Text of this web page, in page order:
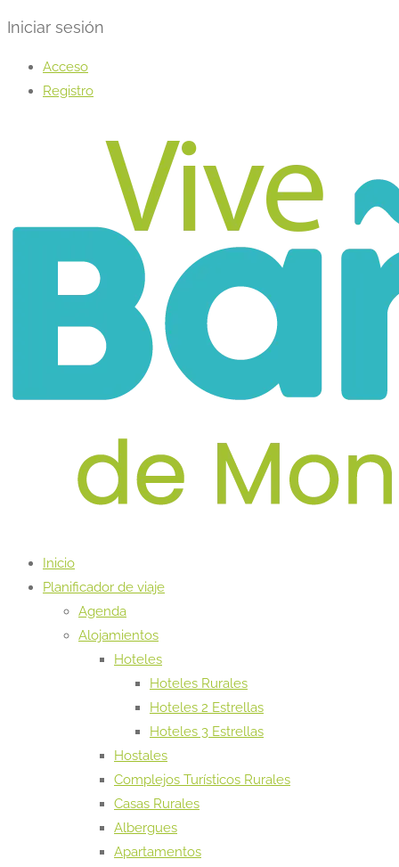
Iniciar sesión
Acceso
Registro
Inicio
Planificador de viaje
Agenda
Alojamientos
Hoteles
Hoteles Rurales
Hoteles 2 Estrellas
Hoteles 3 Estrellas
Hostales
Complejos Turísticos Rurales
Casas Rurales
Albergues
Apartamentos